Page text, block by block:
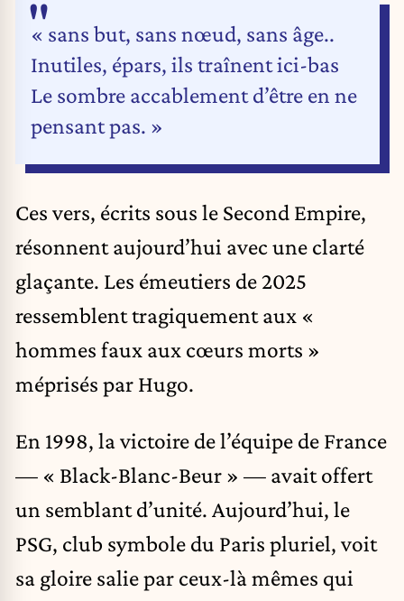
« sans but, sans nœud, sans âge..
Inutiles, épars, ils traînent ici-bas
Le sombre accablement d’être en ne
pensant pas. »
Ces vers, écrits sous le Second Empire,
résonnent aujourd’hui avec une clarté
glaçante. Les émeutiers de 2025
ressemblent tragiquement aux «
hommes faux aux cœurs morts »
méprisés par Hugo.
En 1998, la victoire de l’équipe de France
— « Black-Blanc-Beur » — avait offert
un semblant d’unité. Aujourd’hui, le
PSG, club symbole du Paris pluriel, voit
sa gloire salie par ceux-là mêmes qui